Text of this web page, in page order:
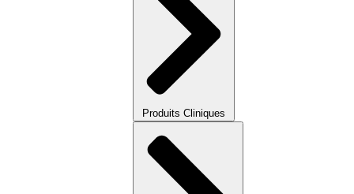
Produits Cliniques